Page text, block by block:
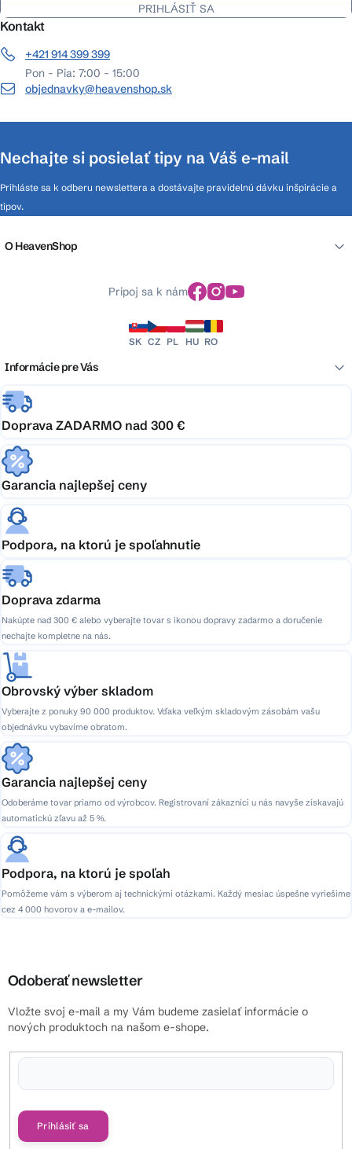
PRIHLÁSIŤ SA
Kontakt
+421 914 399 399
Pon - Pia: 7:00 - 15:00
objednavky@heavenshop.sk
Nechajte si posielať tipy na Váš e-mail
Prihláste sa k odberu newslettera a dostávajte pravidelnú dávku inšpirácie a
tipov.
O HeavenShop
Pripoj sa k nám
SK CZ PL HU RO
Informácie pre Vás
Doprava ZADARMO nad 300 €
Garancia najlepšej ceny
Podpora, na ktorú je spoľahnutie
Doprava zdarma
Nakúpte nad 300 € alebo vyberajte tovar s ikonou dopravy zadarmo a doručenie
nechajte kompletne na nás.
Obrovský výber skladom
Vyberajte z ponuky 90 000 produktov. Vďaka veľkým skladovým zásobám vašu
objednávku vybavíme obratom.
Garancia najlepšej ceny
Odoberáme tovar priamo od výrobcov. Registrovaní zákazníci u nás navyše získavajú
automatickú zľavu až 5 %.
Podpora, na ktorú je spoľah
Pomôžeme vám s výberom aj technickými otázkami. Každý mesiac úspešne vyriešime
cez 4 000 hovorov a e-mailov.
Odoberať newsletter
Vložte svoj e-mail a my Vám budeme zasielať informácie o
nových produktoch na našom e-shope.
Prihlásiť sa